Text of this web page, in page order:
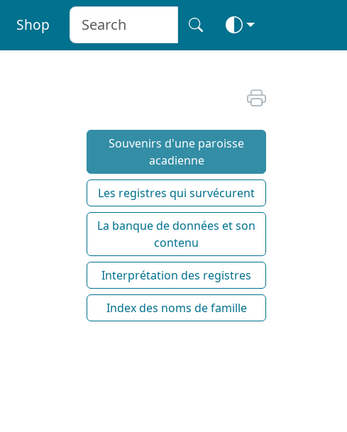
Shop
Souvenirs d'une paroisse
acadienne
Les registres qui survécurent
La banque de données et son
contenu
Interprétation des registres
Index des noms de famille